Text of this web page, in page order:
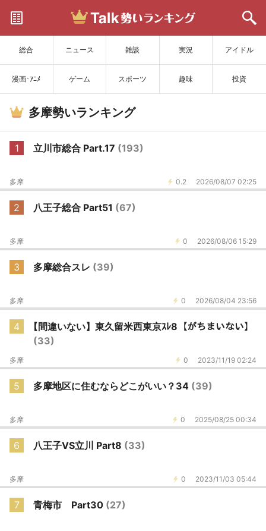
総合 ニュース 雑談 実況 アイドル
漫画･ｱﾆﾒ ゲーム スポーツ 趣味 投資
サイトを更新
多摩勢いランキング
1 立川市総合 Part.17 (193)
0.2 2026/08/07 02:25
多摩
2 八王子総合 Part51 (67)
0 2026/08/06 15:29
多摩
3 多摩総合スレ (39)
0 2026/08/04 23:56
多摩
4
【間違いない】東久留米西東京ｽﾚ8【がちまいない】
(33)
0 2023/11/19 02:24
多摩
5 多摩地区に住むならどこがいい？34 (39)
0 2025/08/25 00:34
多摩
6 八王子VS立川 Part8 (33)
0 2023/11/03 05:44
多摩
7 青梅市 Part30 (27)